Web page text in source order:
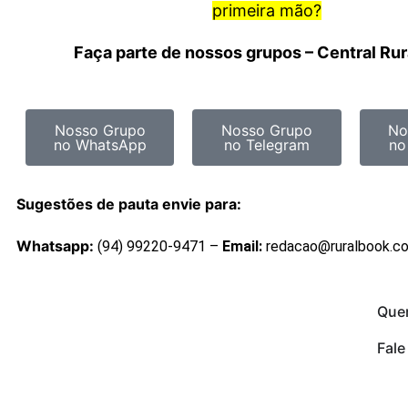
primeira mão?
Faça parte de nossos grupos – Central
Nosso Grupo
no WhatsApp
Nosso Grupo
no Telegram
Sugestões de pauta envie para:
Whatsapp: (94) 99220-9471 – Email: